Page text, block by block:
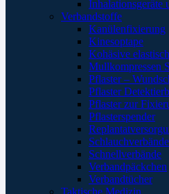
Inhalationsgeräte
Verbandstoffe
Kanülenfixierung
Kinesoptape
Kohäsive
Mullkompressen
Pflaster –
Pflaster
Pflaster zur
Pflasterspender
Schlauchverbände
Schnellverbände
Verbandpäckchen
Verbandtücher
Taktische Medizin